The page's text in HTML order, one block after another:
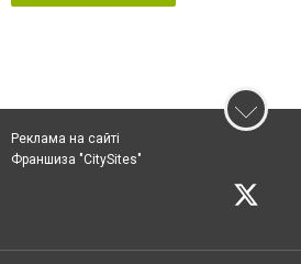
Реклама на сайті
Франшиза "CitySites"